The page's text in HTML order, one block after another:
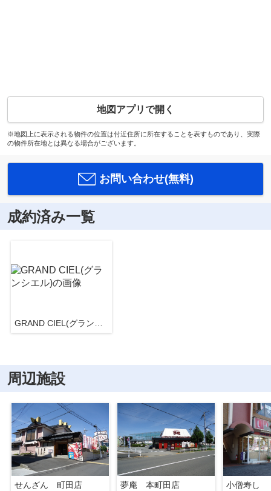
地図アプリで開く
※地図上に表示される物件の位置は付近住所に所在することを表すものであり、実際
の物件所在地とは異なる場合がございます。
お問い合わせ(無料)
成約済み一覧
周辺施設
せんざん 町田店
夢庵 本町田店
小僧寿し